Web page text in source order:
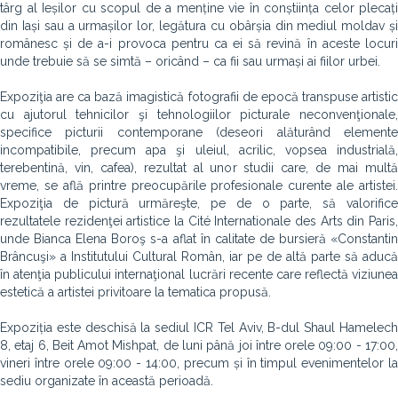
târg al Ieșilor cu scopul de a menține vie în conștiința celor plecați
din Iași sau a urmașilor lor, legătura cu obârșia din mediul moldav și
românesc și de a-i provoca pentru ca ei să revină în aceste locuri
unde trebuie să se simtă – oricând – ca fii sau urmași ai fiilor urbei.
Expoziţia are ca bază imagistică fotografii de epocă transpuse artistic
cu ajutorul tehnicilor şi tehnologiilor picturale neconvenţionale,
specifice picturii contemporane (deseori alăturând elemente
incompatibile, precum apa şi uleiul, acrilic, vopsea industrială,
terebentină, vin, cafea), rezultat al unor studii care, de mai multă
vreme, se află printre preocupările profesionale curente ale artistei.
Expoziţia de pictură urmăreşte, pe de o parte, să valorifice
rezultatele rezidenţei artistice la Cité Internationale des Arts din Paris,
unde Bianca Elena Boroş s-a aflat în calitate de bursieră «Constantin
Brâncuşi» a Institutului Cultural Român, iar pe de altă parte să aducă
în atenţia publicului internaţional lucrări recente care reflectă viziunea
estetică a artistei privitoare la tematica propusă.
Expoziția este deschisă la sediul ICR Tel Aviv, B-dul Shaul Hamelech
8, etaj 6, Beit Amot Mishpat, de luni până joi între orele 09:00 - 17:00,
vineri între orele 09:00 - 14:00, precum și în timpul evenimentelor la
sediu organizate în această perioadă.